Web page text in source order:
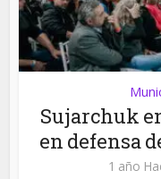
Sujarchuk
en defensa
1 año